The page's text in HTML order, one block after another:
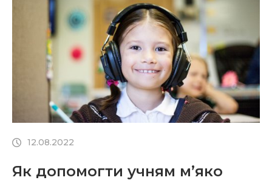
учителям успішно навчати багатоманітні класи?
Як ефективно будувати взаємодію з колегами
та батьками? Як планувати урок в умовах […]
12.08.2022
Як допомогти учням м’яко